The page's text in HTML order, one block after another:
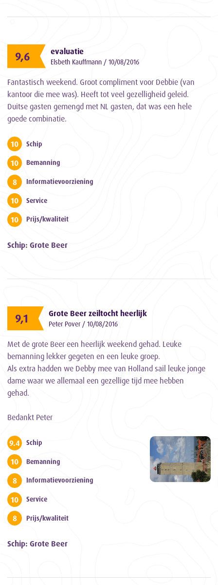
9,6 evaluatie
Elsbeth Kauffmann / 10/08/2016
Fantastisch weekend. Groot compliment voor Debbie (van
kantoor die mee was). Heeft tot veel gezelligheid geleid.
Duitse gasten gemengd met NL gasten, dat was een hele
goede combinatie.
10 Schip
10 Bemanning
8 Informatievoorziening
10 Service
10 Prijs/kwaliteit
Schip: Grote Beer
9,1 Grote Beer zeiltocht heerlijk
Peter Pover / 10/08/2016
Met de grote Beer een heerlijk weekend gehad. Leuke
bemanning lekker gegeten en een leuke groep.
Als extra hadden we Debby mee van Holland sail leuke jonge
dame waar we allemaal een gezellige tijd mee hebben
gehad.
Bedankt Peter
9.4 Schip
10 Bemanning
8 Informatievoorziening
10 Service
8 Prijs/kwaliteit
Schip: Grote Beer